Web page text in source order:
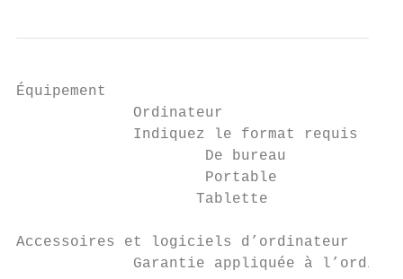
Équipement
Ordinateur
Indiquez le format requis
                     De bureau
                     Portable
                    Tablette
Accessoires et logiciels d’ordinateur
Garantie appliquée à